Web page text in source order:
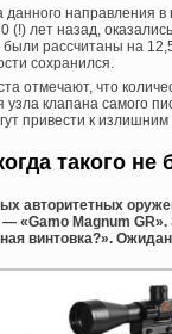
направления
(!) лет назад,
рассчитаны на
сохранился.
отмечают, что
клапана самого
привести к
такого
авторитетных
«Gamo Magnum
винтовка?».